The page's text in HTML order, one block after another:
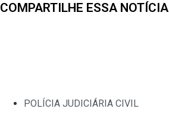
COMPARTILHE ESSA NOTÍCIA
POLÍCIA JUDICIÁRIA CIVIL